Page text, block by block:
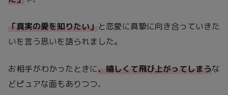
「真実の愛を知りたい」 と恋愛に真摯に向き合っていきた
いを言う思いを語られました。
お相手がわかったときに、嬉しくて飛び上がってしまうな
どピュアな面もありつつ、